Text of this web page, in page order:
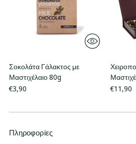
Σοκολάτα Γάλακτος με
Μαστιχέλαιο 80g
€3,90
€11,90
Προσθήκη
Πληροφορίες